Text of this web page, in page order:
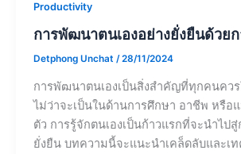
Productivity
การพัฒนาตนเองอย่างยั่งยืนด้วย
Detphong Unchat /28/11/2024
การพัฒนาตนเองเป็นสิ่งสำคัญที่ทุกคนคว
ไม่ว่าจะเป็นในด้านการศึกษา อาชีพ หรือ
ตัว การรู้จักตนเองเป็นก้าวแรกที่จะนำไป
ยั่งยืน บทความนี้จะแนะนำเคล็ดลับและเ